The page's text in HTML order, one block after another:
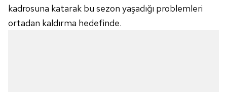
kadrosuna katarak bu sezon yaşadığı problemleri
ortadan kaldırma hedefinde.